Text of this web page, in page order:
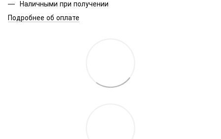
Наличными при получении
Подробнее об оплате